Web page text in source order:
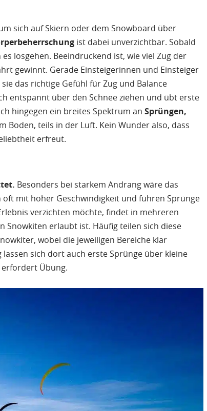
sich auf Skiern oder dem Snowboard über
ist dabei unverzichtbar. Sobald
losgehen. Beeindruckend ist, wie viel Zug der
gewinnt. Gerade Einsteigerinnen und Einsteiger
das richtige Gefühl für Zug und Balance
entspannt über den Schnee ziehen und übt erste
hingegen ein breites Spektrum anSprüngen,
Boden, teils in der Luft. Kein Wunder also, dass
erfreut.
Besonders bei starkem Andrang wäre das
mit hoher Geschwindigkeit und führen Sprünge
verzichten möchte, findet in mehreren
Snowkiten erlaubt ist. Häufig teilen sich diese
wobei die jeweiligen Bereiche klar
sich dort auch erste Sprünge über kleine
erfordert Übung.